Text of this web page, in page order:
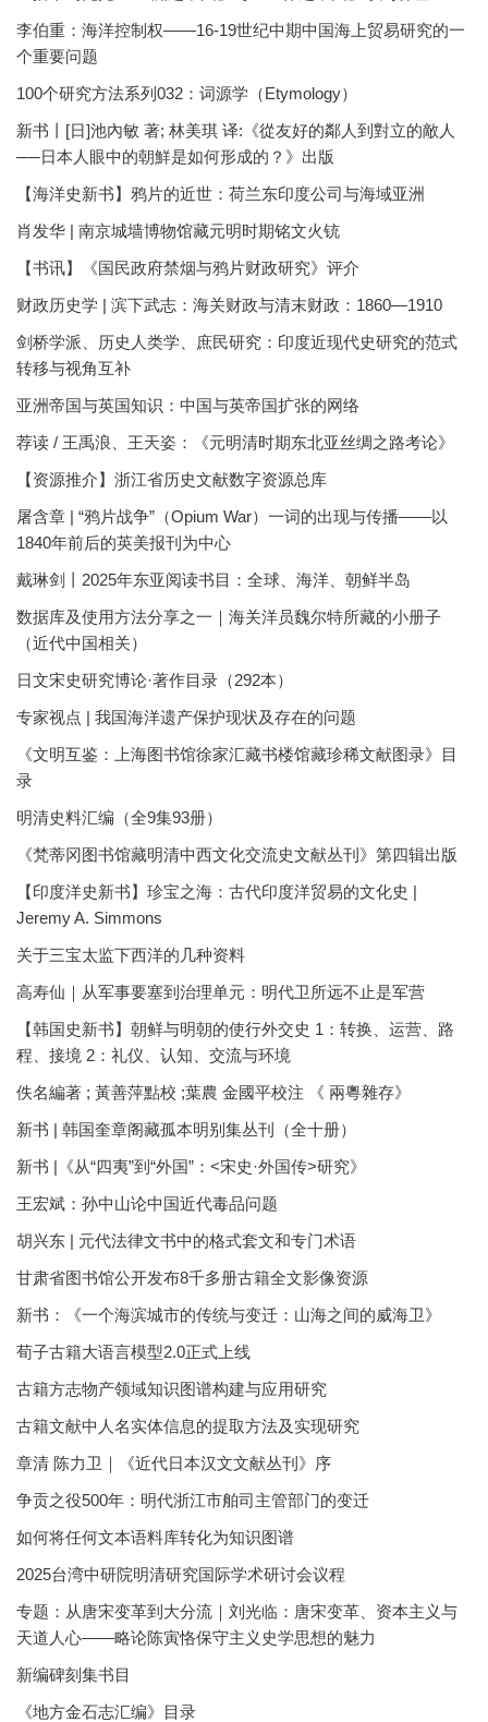
李伯重：海洋控制权——16-19世纪中期中国海上贸易研究的一
个重要问题
100个研究方法系列032：词源学（Etymology）
新书丨[日]池內敏 著; 林美琪 译:《從友好的鄰人到對立的敵人
──日本人眼中的朝鮮是如何形成的？》出版
【海洋史新书】鸦片的近世：荷兰东印度公司与海域亚洲
肖发华 | 南京城墙博物馆藏元明时期铭文火铳
【书讯】《国民政府禁烟与鸦片财政研究》评介
财政历史学 | 滨下武志：海关财政与清末财政：1860—1910
剑桥学派、历史人类学、庶民研究：印度近现代史研究的范式
转移与视角互补
亚洲帝国与英国知识：中国与英帝国扩张的网络
荐读 / 王禹浪、王天姿：《元明清时期东北亚丝绸之路考论》
【资源推介】浙江省历史文献数字资源总库
屠含章 | “鸦片战争”（Opium War）一词的出现与传播——以
1840年前后的英美报刊为中心
戴琳剑丨2025年东亚阅读书目：全球、海洋、朝鲜半岛
数据库及使用方法分享之一｜海关洋员魏尔特所藏的小册子
（近代中国相关）
日文宋史研究博论·著作目录（292本）
专家视点 | 我国海洋遗产保护现状及存在的问题
《文明互鉴：上海图书馆徐家汇藏书楼馆藏珍稀文献图录》目
录
明清史料汇编（全9集93册）
《梵蒂冈图书馆藏明清中西文化交流史文献丛刊》第四辑出版
【印度洋史新书】珍宝之海：古代印度洋贸易的文化史 |
Jeremy A. Simmons
关于三宝太监下西洋的几种资料
高寿仙｜从军事要塞到治理单元：明代卫所远不止是军营
【韩国史新书】朝鲜与明朝的使行外交史 1：转换、运营、路
程、接境 2：礼仪、认知、交流与环境
佚名編著 ; 黃善萍點校 ;葉農 金國平校注 《 兩粵雜存》
新书 | 韩国奎章阁藏孤本明别集丛刊（全十册）
新书 |《从“四夷”到“外国”：<宋史·外国传>研究》
王宏斌：孙中山论中国近代毒品问题
胡兴东 | 元代法律文书中的格式套文和专门术语
甘肃省图书馆公开发布8千多册古籍全文影像资源
新书：《一个海滨城市的传统与变迁：山海之间的威海卫》
荀子古籍大语言模型2.0正式上线
古籍方志物产领域知识图谱构建与应用研究
古籍文献中人名实体信息的提取方法及实现研究
章清 陈力卫｜《近代日本汉文文献丛刊》序
争贡之役500年：明代浙江市舶司主管部门的变迁
如何将任何文本语料库转化为知识图谱
2025台湾中研院明清研究国际学术研讨会议程
专题：从唐宋变革到大分流｜刘光临：唐宋变革、资本主义与
天道人心——略论陈寅恪保守主义史学思想的魅力
新编碑刻集书目
《地方金石志汇编》目录